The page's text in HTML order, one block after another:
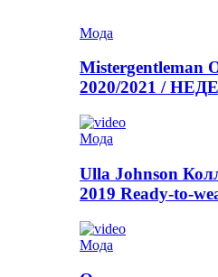
Мода
2020/2021 /
Мода
Ulla Johnson
2019 Ready-to-
Мода